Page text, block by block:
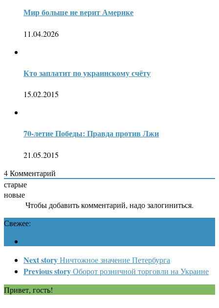
Мир больше не верит Америке
11.04.2026
Кто заплатит по украинскому счёту
15.02.2015
70-летие Победы: Правда против Лжи
21.05.2015
4Комментарий
старые
новые
Чтобы добавить комментарий, надо залогиниться.
Свежее:
Next storyНичтожное значение Петербурга
Previous storyОборот розничной торговли на Украине
Привет, гость!